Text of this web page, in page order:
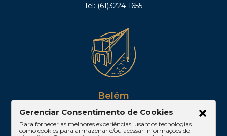
Tel: (61)3224-1655
Belém
Av. Visconde de Souza Franco, 05, Sala 2102 –
Edifício Quadra Corporate, Umarizal – Belém/PA
CEP: 66053-000
Gerenciar Consentimento de Cookies
Para fornecer as melhores experiências, usamos tecnologias
como cookies para armazenar e/ou acessar informações do